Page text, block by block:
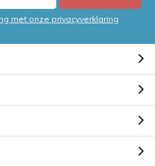
met onze privacyverklaring